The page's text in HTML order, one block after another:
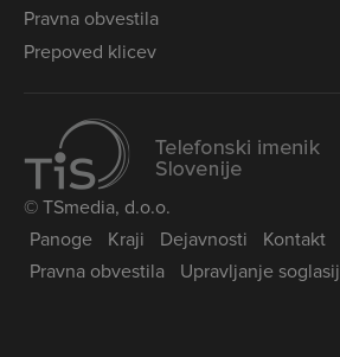
Pravna obvestila
Prepoved klicev
© TSmedia, d.o.o.
Panoge
Kraji Dejavnosti Kontakt
Pravna obvestila
Upravljanje soglasij